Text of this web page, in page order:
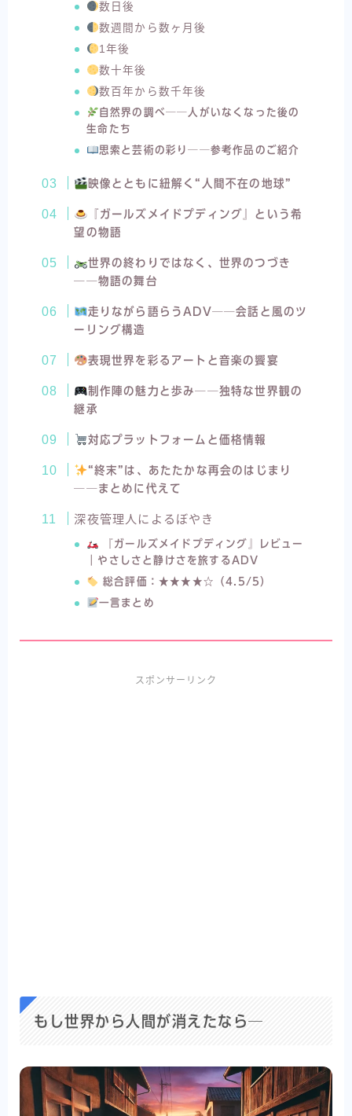
数日後
数週間から数ヶ月後
1年後
数十年後
数百年から数千年後
自然界の調べ──人がいなくなった後の
生命たち
思索と芸術の彩り──参考作品のご紹介
映像とともに紐解く“人間不在の地球”
『ガールズメイドプディング』という希
望の物語
世界の終わりではなく、世界のつづき
──物語の舞台
走りながら語らうADV──会話と風のツ
ーリング構造
表現世界を彩るアートと音楽の饗宴
制作陣の魅力と歩み──独特な世界観の
継承
対応プラットフォームと価格情報
“終末”は、あたたかな再会のはじまり
──まとめに代えて
深夜管理人によるぼやき
『ガールズメイドプディング』レビュー
｜やさしさと静けさを旅するADV
総合評価：★★★★☆（4.5/5）
一言まとめ
スポンサーリンク
もし世界から人間が消えたなら─